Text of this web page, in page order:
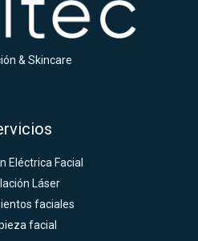
& Skincare
Eléctrica Facial
Láser
faciales
facial